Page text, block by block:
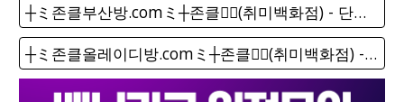
┼ミ존클부산방.comミ┼존클❤️‍🔥(취미백화점) - 단톡방
┼ミ존클올레이디방.comミ┼존클❤️‍🔥(취미백화점) - 단톡방